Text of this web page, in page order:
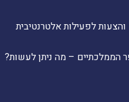
לפעילות אלטרנטיבית
הממלכתיים – מה ניתן לעשות?